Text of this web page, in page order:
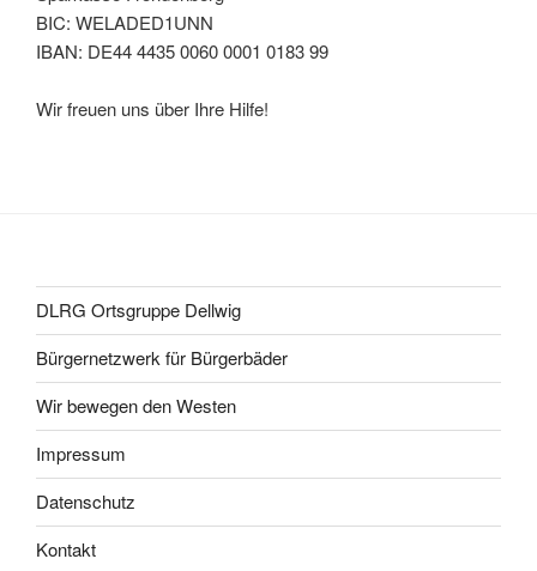
BIC: WELADED1UNN
IBAN: DE44 4435 0060 0001 0183 99
Wir freuen uns über Ihre Hilfe!
DLRG Ortsgruppe Dellwig
Bürgernetzwerk für Bürgerbäder
Wir bewegen den Westen
Impressum
Datenschutz
Kontakt